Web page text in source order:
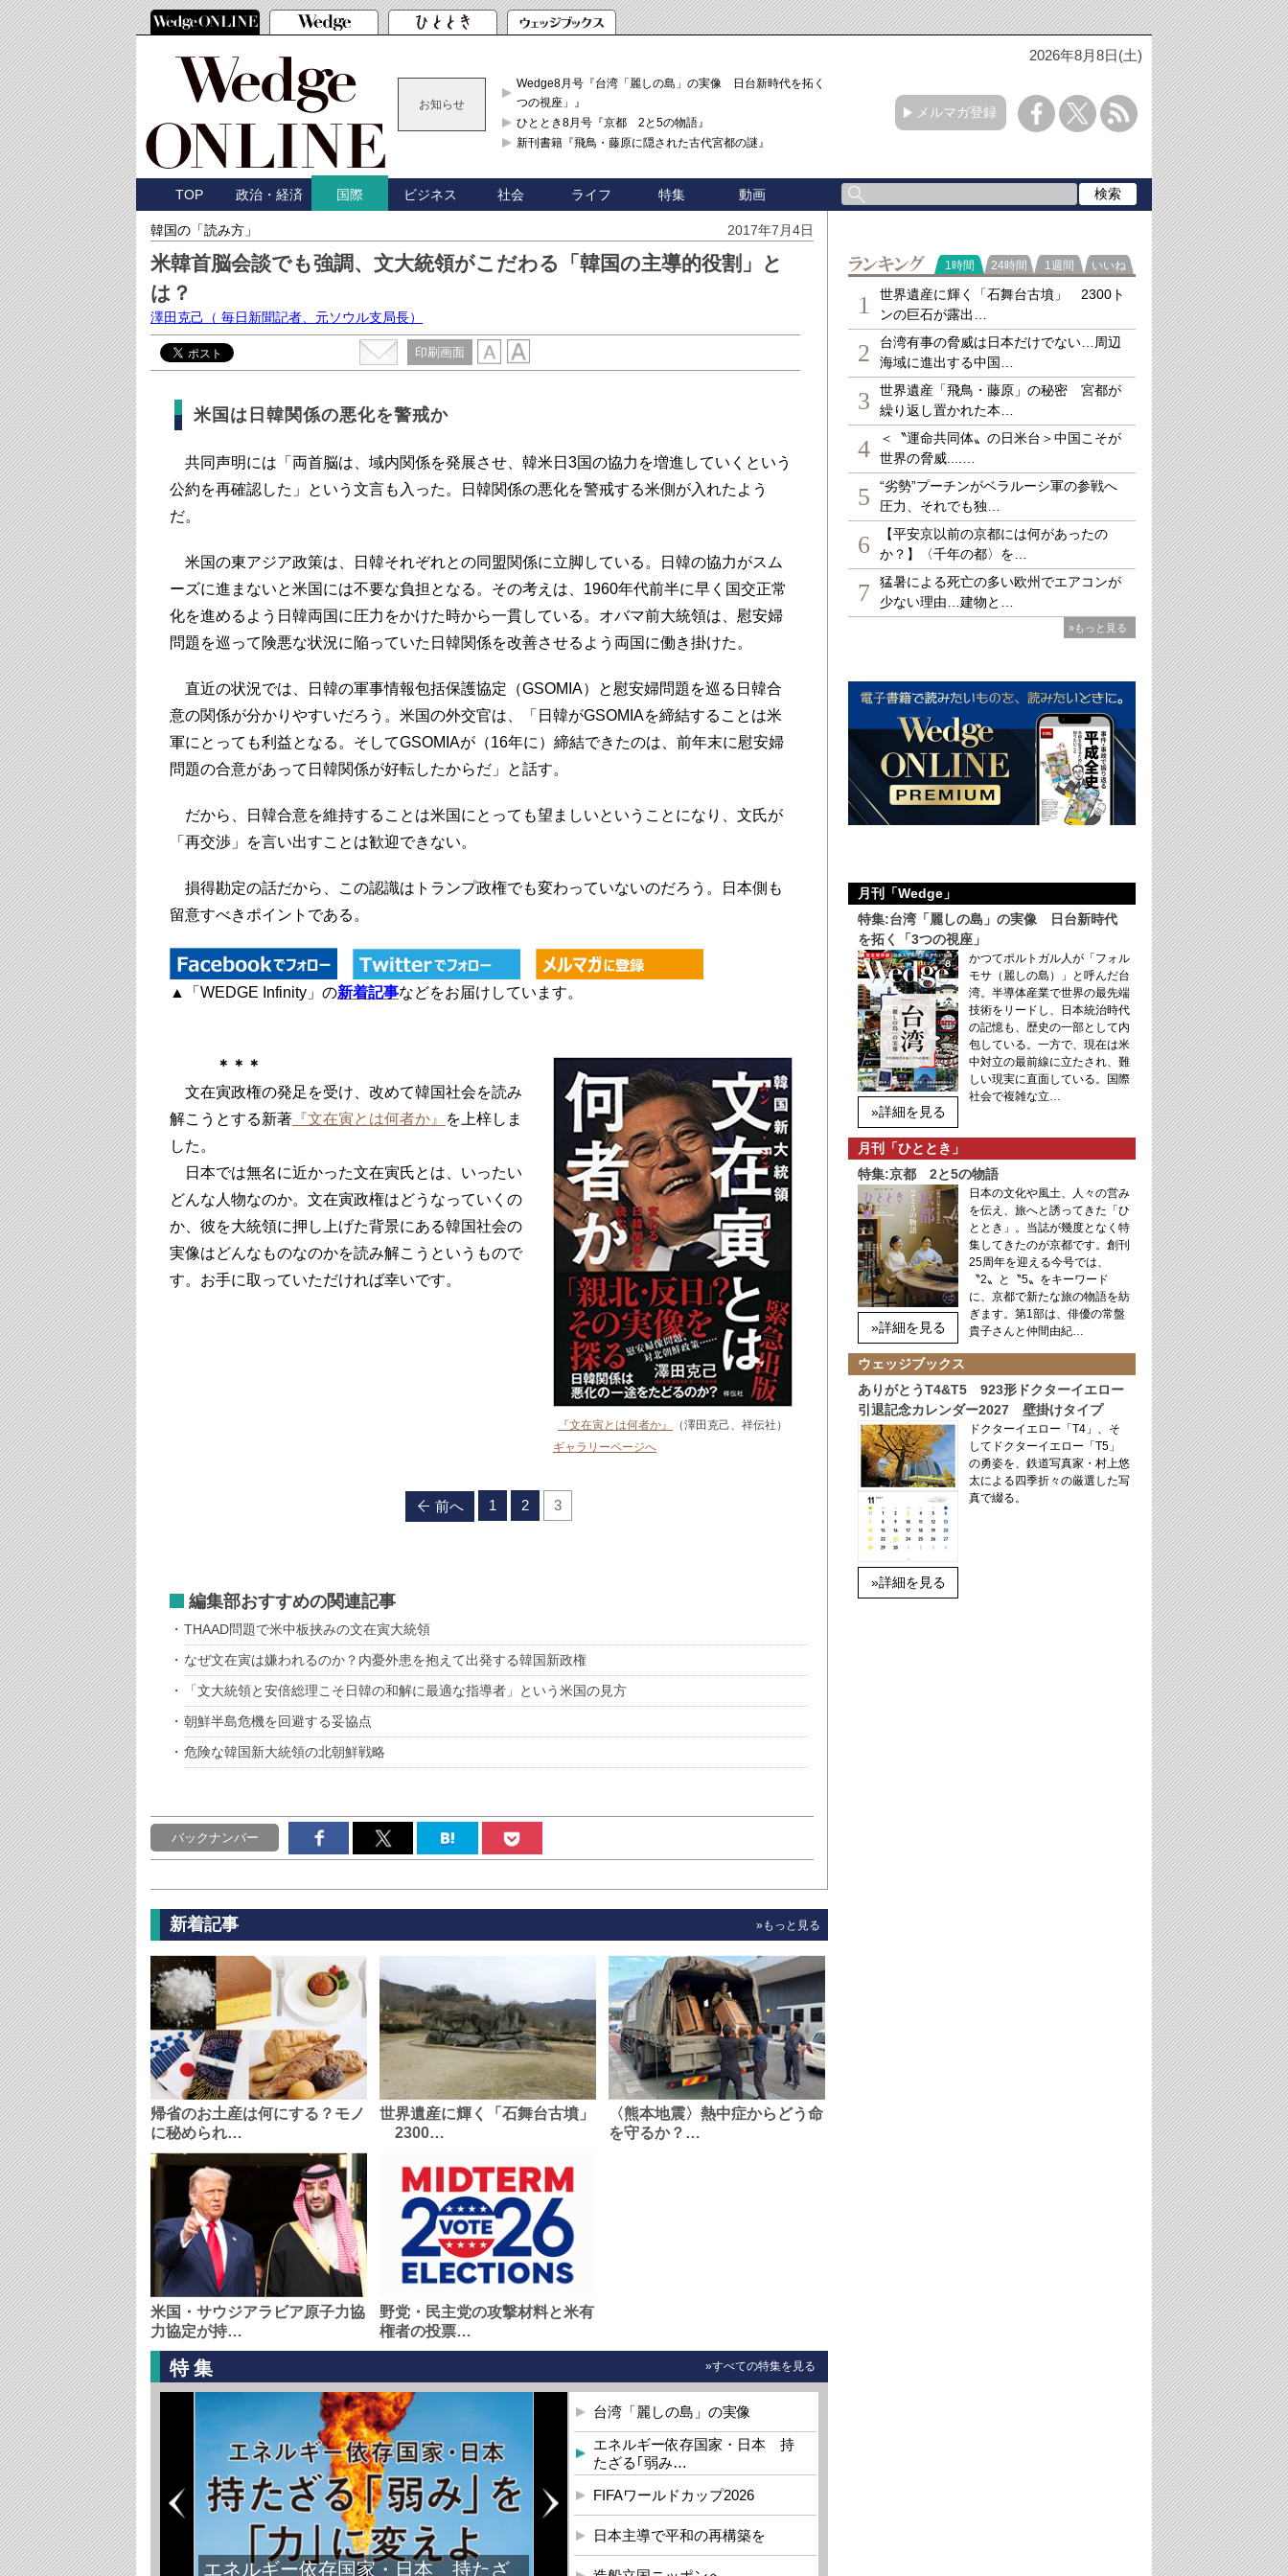
2026年8月8日(土)
お知らせ
Wedge8月号『台湾「麗しの島」の実像 日台新時代を拓く「3
つの視座」』
ひととき8月号『京都 2と5の物語』
新刊書籍『飛鳥・藤原に隠された古代宮都の謎』
メルマガ登録
TOP 政治・経済 国際 ビジネス 社会 ライフ 特集 動画
韓国の「読み方」 2017年7月4日
米韓首脳会談でも強調、文大統領がこだわる「韓国の主導的役割」と
は？
澤田克己 （ 毎日新聞記者、元ソウル支局長）
印刷画面
米国は日韓関係の悪化を警戒か
共同声明には「両首脳は、域内関係を発展させ、韓米日3国の協力を増進していくという
公約を再確認した」という文言も入った。日韓関係の悪化を警戒する米側が入れたよう
だ。
米国の東アジア政策は、日韓それぞれとの同盟関係に立脚している。日韓の協力がスム
ーズに進まないと米国には不要な負担となる。その考えは、1960年代前半に早く国交正常
化を進めるよう日韓両国に圧力をかけた時から一貫している。オバマ前大統領は、慰安婦
問題を巡って険悪な状況に陥っていた日韓関係を改善させるよう両国に働き掛けた。
直近の状況では、日韓の軍事情報包括保護協定（GSOMIA）と慰安婦問題を巡る日韓合
意の関係が分かりやすいだろう。米国の外交官は、「日韓がGSOMIAを締結することは米
軍にとっても利益となる。そしてGSOMIAが（16年に）締結できたのは、前年末に慰安婦
問題の合意があって日韓関係が好転したからだ」と話す。
だから、日韓合意を維持することは米国にとっても望ましいということになり、文氏が
「再交渉」を言い出すことは歓迎できない。
損得勘定の話だから、この認識はトランプ政権でも変わっていないのだろう。日本側も
留意すべきポイントである。
▲「WEDGE Infinity」の新着記事などをお届けしています。
『文在寅とは何者か』
（澤田克己、祥伝社）
ギャラリーページへ
＊＊＊
文在寅政権の発足を受け、改めて韓国社会を読み
解こうとする新著 『文在寅とは何者か』
を上梓しま
した。
日本では無名に近かった文在寅氏とは、いったい
どんな人物なのか。文在寅政権はどうなっていくの
か、彼を大統領に押し上げた背景にある韓国社会の
実像はどんなものなのかを読み解こうというもので
す。お手に取っていただければ幸いです。
前へ 1 2 3
編集部おすすめの関連記事
THAAD問題で米中板挟みの文在寅大統領
なぜ文在寅は嫌われるのか？内憂外患を抱えて出発する韓国新政権
「文大統領と安倍総理こそ日韓の和解に最適な指導者」という米国の見方
朝鮮半島危機を回避する妥協点
危険な韓国新大統領の北朝鮮戦略
バックナンバー
新着記事 »もっと見る
帰省のお土産は何にする？モノ
に秘められ…
世界遺産に輝く「石舞台古墳」
2300…
〈熊本地震〉熱中症からどう命
を守るか？…
米国・サウジアラビア原子力協
力協定が持…
野党・民主党の攻撃材料と米有
権者の投票…
特集 »すべての特集を見る
台湾「麗しの島」の実像
エネルギー依存国家・日本 持
たざる｢弱み…
FIFAワールドカップ2026
日本主導で平和の再構築を
ランキング
1時間 24時間 1週間 いいね
1
世界遺産に輝く「石舞台古墳」 2300ト
ンの巨石が露出…
2
台湾有事の脅威は日本だけでない…周辺
海域に進出する中国…
3
世界遺産「飛鳥・藤原」の秘密 宮都が
繰り返し置かれた本…
4
＜〝運命共同体〟の日米台＞中国こそが
世界の脅威....…
5
“劣勢”プーチンがベラルーシ軍の参戦へ
圧力、それでも独…
6
【平安京以前の京都には何があったの
か？】〈千年の都〉を…
7
猛暑による死亡の多い欧州でエアコンが
少ない理由…建物と…
»もっと見る
月刊「Wedge」
特集:台湾「麗しの島」の実像 日台新時代
を拓く「3つの視座」
»詳細を見る
かつてポルトガル人が「フォル
モサ（麗しの島）」と呼んだ台
湾。半導体産業で世界の最先端
技術をリードし、日本統治時代
の記憶も、歴史の一部として内
包している。一方で、現在は米
中対立の最前線に立たされ、難
しい現実に直面している。国際
社会で複雑な立…
月刊「ひととき」
特集:京都 2と5の物語
»詳細を見る
日本の文化や風土、人々の営み
を伝え、旅へと誘ってきた「ひ
ととき」。当誌が幾度となく特
集してきたのが京都です。創刊
25周年を迎える今号では、
〝2〟と〝5〟をキーワード
に、京都で新たな旅の物語を紡
ぎます。第1部は、俳優の常盤
貴子さんと仲間由紀…
ウェッジブックス
ありがとうT4&T5 923形ドクターイエロー
引退記念カレンダー2027 壁掛けタイプ
»詳細を見る
ドクターイエロー「T4」、そ
してドクターイエロー「T5」
の勇姿を、鉄道写真家・村上悠
太による四季折々の厳選した写
真で綴る。